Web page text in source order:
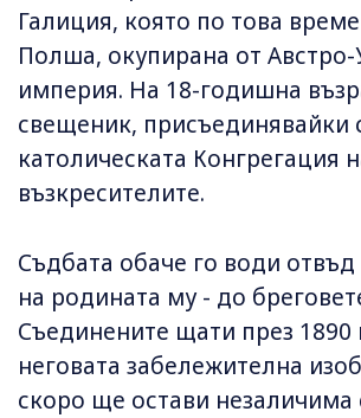
Галиция, която по това
Полша, окупирана от Австро-
империя. На 18-годишна
свещеник, присъединявайки
католическата Конгрегация
възкресителите.
Съдбата обаче го води
на родината му - до
Съединените щати през 1890
неговата забележителна
скоро ще остави незаличима